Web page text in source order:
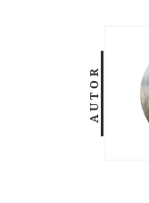
AUTOR